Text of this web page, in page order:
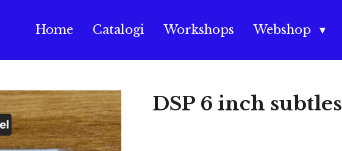
Home Catalogi Workshops Webshop
DSP 6 inch subtles